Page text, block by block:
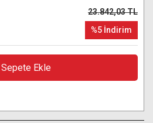
23.842,03 TL
%5 İndirim
Sepete Ekle